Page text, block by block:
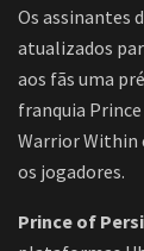
Os assinantes
atualizados
aos fãs uma
franquia
Warrior Within
os jogadores.
Prince of